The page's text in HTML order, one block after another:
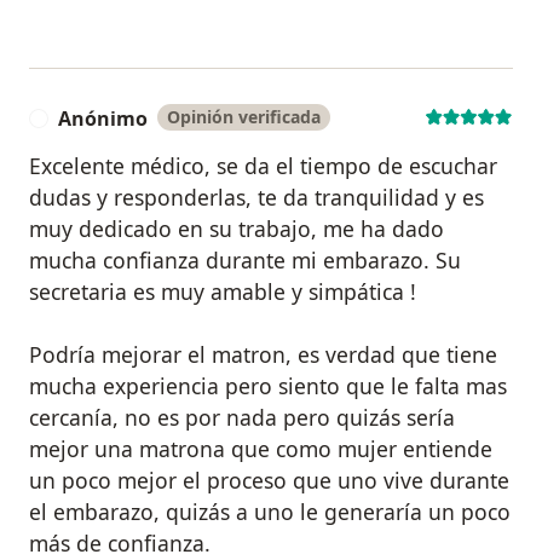
Anónimo Opinión verificada
Excelente médico, se da el tiempo de escuchar
dudas y responderlas, te da tranquilidad y es
muy dedicado en su trabajo, me ha dado
mucha confianza durante mi embarazo. Su
secretaria es muy amable y simpática !
Podría mejorar el matron, es verdad que tiene
mucha experiencia pero siento que le falta mas
cercanía, no es por nada pero quizás sería
mejor una matrona que como mujer entiende
un poco mejor el proceso que uno vive durante
el embarazo, quizás a uno le generaría un poco
más de confianza.